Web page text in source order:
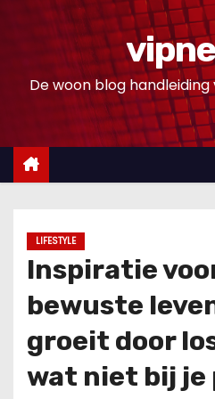
n
De woon blog
LIFESTYLE
Inspiratie
bewuste
groeit door
wat niet bij je